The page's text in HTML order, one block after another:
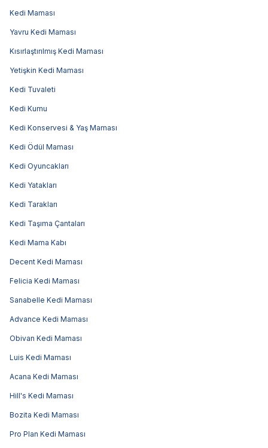
Kedi Maması
Yavru Kedi Maması
Kısırlaştırılmış Kedi Maması
Yetişkin Kedi Maması
Kedi Tuvaleti
Kedi Kumu
Kedi Konservesi & Yaş Maması
Kedi Ödül Maması
Kedi Oyuncakları
Kedi Yatakları
Kedi Tarakları
Kedi Taşıma Çantaları
Kedi Mama Kabı
Decent Kedi Maması
Felicia Kedi Maması
Sanabelle Kedi Maması
Advance Kedi Maması
Obivan Kedi Maması
Luis Kedi Maması
Acana Kedi Maması
Hill's Kedi Maması
Bozita Kedi Maması
Pro Plan Kedi Maması